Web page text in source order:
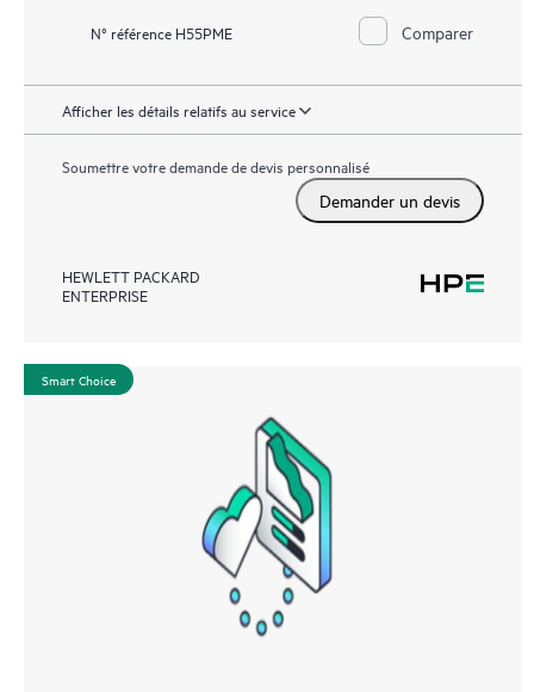
N° référence H55PME Comparer
Afficher les détails relatifs au service
Soumettre votre demande de devis personnalisé
Demander un devis
HEWLETT PACKARD
ENTERPRISE
Smart Choice